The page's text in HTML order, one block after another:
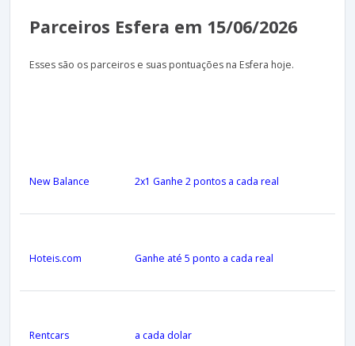
Parceiros Esfera em 15/06/2026
Esses são os parceiros e suas pontuações na Esfera hoje.
New Balance 2x1 Ganhe 2 pontos a cada real
Hoteis.com Ganhe até 5 ponto a cada real
Rentcars a cada dolar